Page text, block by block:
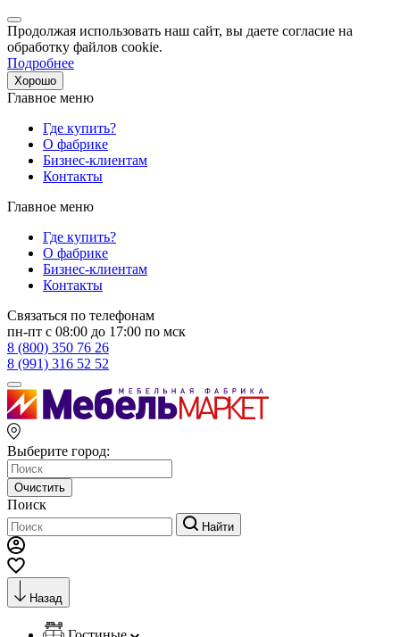
Продолжая использовать наш сайт, вы даете согласие на
обработку файлов cookie.
Подробнее
Хорошо
Главное меню
Где купить?
О фабрике
Бизнес-клиентам
Контакты
Главное меню
Где купить?
О фабрике
Бизнес-клиентам
Контакты
Связаться по телефонам
пн-пт с 08:00 до 17:00 по мск
8 (800) 350 76 26
8 (991) 316 52 52
Выберите город:
Очистить
Поиск
Найти
Назад